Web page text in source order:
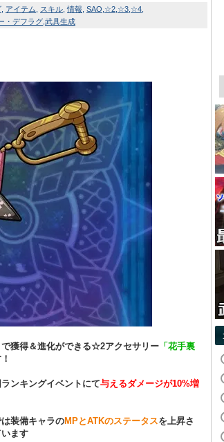
アイテム スキル 情報 SAO ☆2 ☆3 ☆4
・デフラグ 武具生成
獲得＆進化ができる☆2アクセサリー 「花手裏
ンキングイベントにて与えるダメージが10%増
装備キャラのMPとATKのステータスを上昇さ
ます